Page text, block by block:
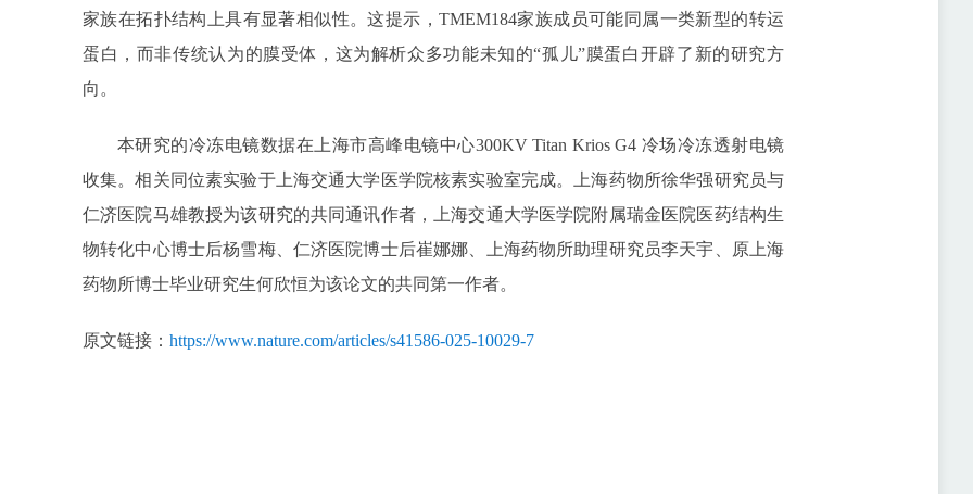
家族在拓扑结构上具有显著相似性。这提示，TMEM184家族成员可能同属一类新型的转运
蛋白，而非传统认为的膜受体，这为解析众多功能未知的“孤儿”膜蛋白开辟了新的研究方
向。
本研究的冷冻电镜数据在上海市高峰电镜中心300KV Titan Krios G4 冷场冷冻透射电镜
收集。相关同位素实验于上海交通大学医学院核素实验室完成。上海药物所徐华强研究员与
仁济医院马雄教授为该研究的共同通讯作者，上海交通大学医学院附属瑞金医院医药结构生
物转化中心博士后杨雪梅、仁济医院博士后崔娜娜、上海药物所助理研究员李天宇、原上海
药物所博士毕业研究生何欣恒为该论文的共同第一作者。
原文链接： https://www.nature.com/articles/s41586-025-10029-7